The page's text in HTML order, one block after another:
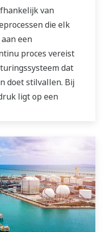
van
die elk
een
proces vereist
dat
doet stilvallen. Bij
ligt op een
moeten
van de
de kwaliteit van het
niet-routinematige
Met een
ervaren
verkoop- en